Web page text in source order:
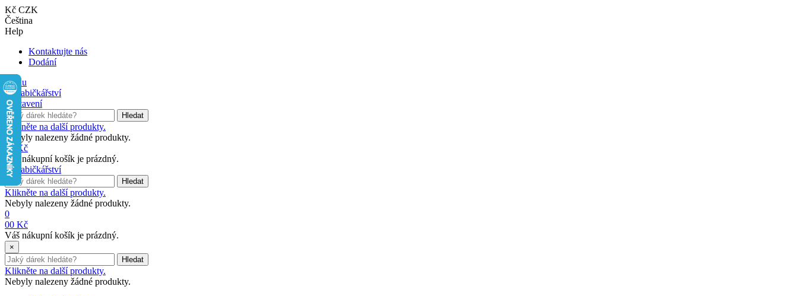
Kč CZK
Čeština
Help
Kontaktujte nás
Dodání
Menu
Nastavení
Hledat
Klikněte na další produkty.
Nebyly nalezeny žádné produkty.
00 Kč
Váš nákupní košík je prázdný.
Hledat
Klikněte na další produkty.
Nebyly nalezeny žádné produkty.
0
00 Kč
Váš nákupní košík je prázdný.
×
Hledat
Klikněte na další produkty.
Nebyly nalezeny žádné produkty.